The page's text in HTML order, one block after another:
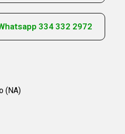
334 332 2972
(NA)